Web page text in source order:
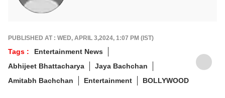
PUBLISHED AT : WED, APRIL 3,2024, 1:07 PM (IST)
Tags :
Entertainment News
Abhijeet Bhattacharya
Jaya Bachchan
Amitabh Bachchan
Entertainment BOLLYWOOD